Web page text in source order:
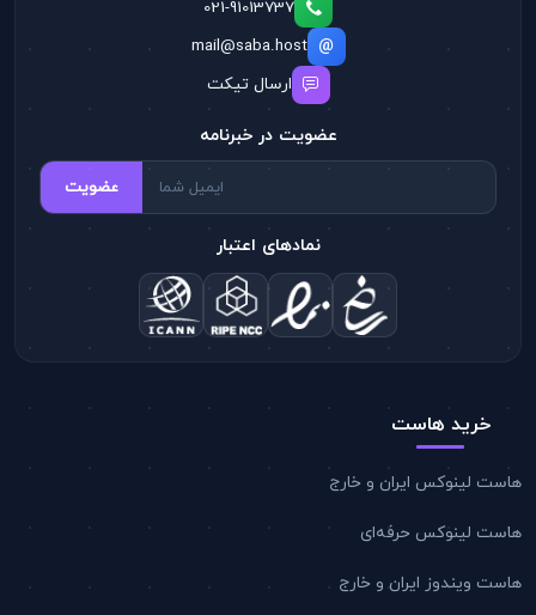
خرید هاست
هاست لینوکس ایران و خارج
هاست لینوکس حرفه‌ای
هاست ویندوز ایران و خارج
021-91013737
mail@saba.host
ارسال تیکت
عضویت در خبرنامه
عضویت
نمادهای اعتبار